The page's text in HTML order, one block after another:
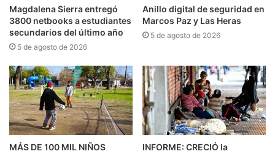
Magdalena Sierra entregó
3800 netbooks a estudiantes
secundarios del último año
5 de agosto de 2026
Anillo digital de seguridad en
Marcos Paz y Las Heras
5 de agosto de 2026
MÁS DE 100 MIL NIÑOS
INFORME: CRECIÓ la